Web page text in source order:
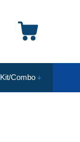
Kit/Combo